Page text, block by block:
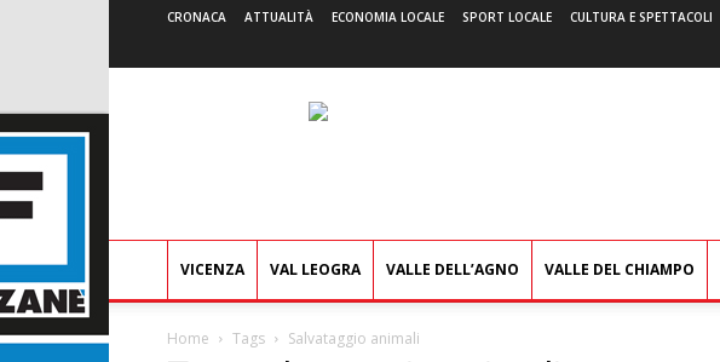
CRONACA ATTUALITÀ ECONOMIA LOCALE SPORT LOCALE CULTURA E SPETTACOLI
VICENZA VAL LEOGRA VALLE DELL’AGNO VALLE DEL CHIAMPO
Home Tags Salvataggio animali